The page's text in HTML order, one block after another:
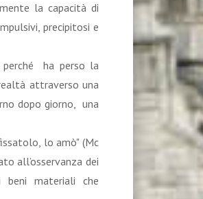
la capacità di
precipitosi e
ha perso la
attraverso una
dopo giorno, una
lo amò" (Mc
all’osservanza dei
materiali che